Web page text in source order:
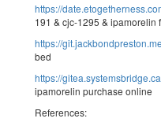
https://
191 & cjc-1295 & ipamorelin
https://
bed
https://
ipamorelin purchase online
References: